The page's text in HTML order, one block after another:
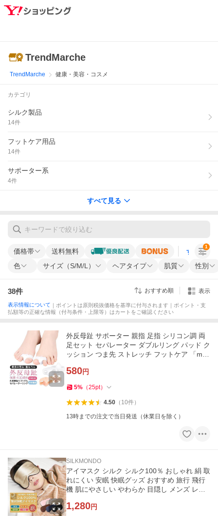
TrendMarche
TrendMarche 健康・美容・コスメ
カテゴリ
シルク製品
14件
フットケア用品
14件
サポーター系
4件
すべて見る
価格帯 送料無料 すべての条
色 サイズ（S/M/L） ヘアタイプ 肌質 性別
1
38件 おすすめ順 表示
表示情報について ｜ポイントは原則税抜価格を基準に付与されます｜ポイント・支
払額等の正確な情報（付与条件・上限等）はカートをご確認ください
外反母趾 サポーター 親指 足指 シリコン調 両
足セット セパレーター ダブルリング パッド ク
ッション つま先 ストレッチ フットケア 「mer
580円
5% （25pt）
4.50（ 10件）
13時までの注文で当日発送（休業日を除く）
SILKMONDO
アイマスク シルク シルク100％ おしゃれ 絹 取
れにくい 安眠 快眠グッズ おすすめ 旅行 飛行
機 肌にやさしい やわらか 目隠し メンズ レデ
1,280円